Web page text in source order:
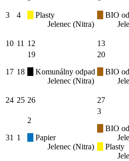
3 4
Plasty
Jelenec (Nitra)
BIO
10 11 12 13
17 18
19
Komunálny odpad
Jelenec (Nitra)
20
BIO
24 25 26 27
31 1
2
Papier
Jelenec (Nitra)
3
BIO
Plasty